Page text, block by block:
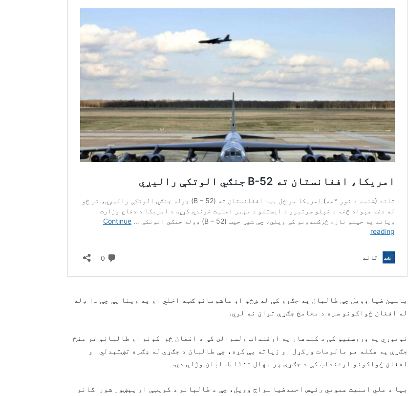
یاسین ضیا وویل چې طالبان په جګړو کې له ښځو او ماشومانو ګټه اخلي او په وینا یې چې دا ډله
له افغان ځواکونو سره د مخامخ جګړې توان نه لري.
نوموړي په وروستیو کې د کندهار په ارغنداب ولسوالۍ کې د افغان ځواکونو او طالبانو تر منځ
جګړې په هکله هم مالومات ورکړل او زیاته یې کړه، چې طالبان د جګړې له ډګره تښتېدلي او
افغان ځواکونو ارغنداب کې د جګړې پر مهال ۱۱۰۰ طالبان وژلي دي.
بیا د ملي امنیت عمومي رئیس احمدضیا سراج وویل، چې د طالبانو د کوېټې او پېښور شوراګانو